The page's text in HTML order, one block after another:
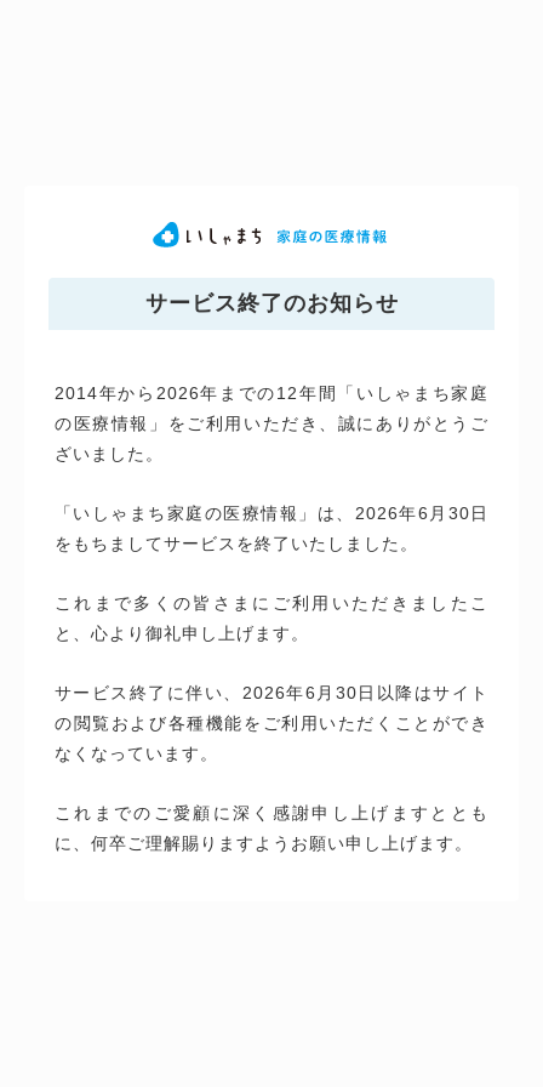
サービス終了のお知らせ
2014年から2026年までの12年間「いしゃまち家庭
の医療情報」をご利用いただき、誠にありがとうご
ざいました。
「いしゃまち家庭の医療情報」は、2026年6月30日
をもちましてサービスを終了いたしました。
これまで多くの皆さまにご利用いただきましたこ
と、心より御礼申し上げます。
サービス終了に伴い、2026年6月30日以降はサイト
の閲覧および各種機能をご利用いただくことができ
なくなっています。
これまでのご愛顧に深く感謝申し上げますととも
に、何卒ご理解賜りますようお願い申し上げます。